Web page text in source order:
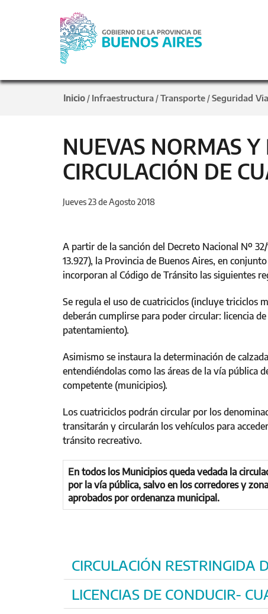
Inicio / Infraestructura /Transporte /Seguridad
NUEVAS NORMAS Y
CIRCULACIÓN DE
Jueves 23 de Agosto 2018
A partir de la sanción del Decreto Nacional Nº
13.927), la Provincia de Buenos Aires, en
incorporan al Código de Tránsito las siguientes
Se regula el uso de cuatriciclos (incluye triciclos
deberán cumplirse para poder circular: licencia
patentamiento).
Asimismo se instaura la determinación de
entendiéndolas como las áreas de la vía pública
competente (municipios).
Los cuatriciclos podrán circular por los
transitarán y circularán los vehículos para
tránsito recreativo.
En todos los Municipios queda vedada la
por la vía pública, salvo en los corredores y
aprobados por ordenanza municipal.
CIRCULACIÓN RESTRINGIDA
LICENCIAS DE CONDUCIR-